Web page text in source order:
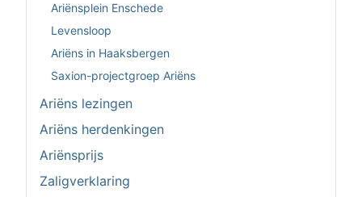
Ariënsplein Enschede
Levensloop
Ariëns in Haaksbergen
Saxion-projectgroep Ariëns
Ariëns lezingen
Ariëns herdenkingen
Ariënsprijs
Zaligverklaring